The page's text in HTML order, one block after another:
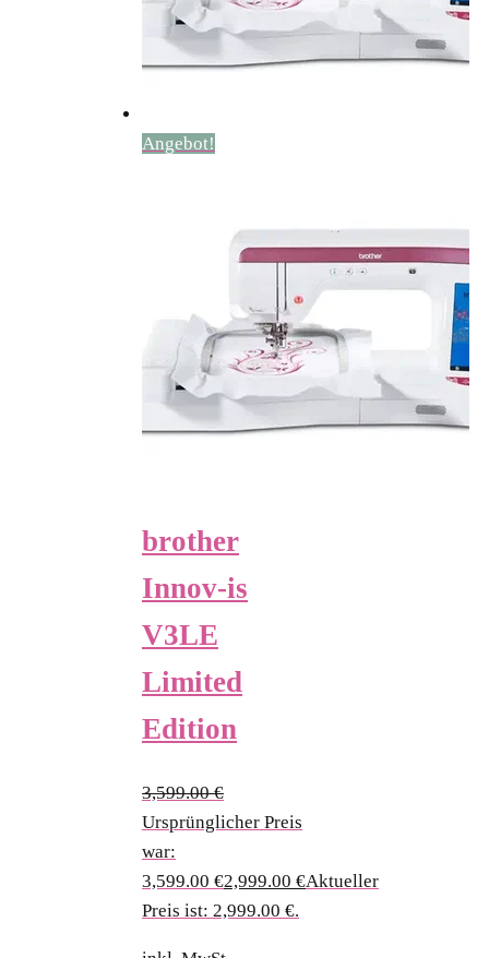
Angebot!
brother
Innov-is
V3LE
Limited
Edition
3,599.00€
Ursprünglicher Preis
war:
3,599.00 €2,999.00 €Aktueller
Preis ist: 2,999.00 €.